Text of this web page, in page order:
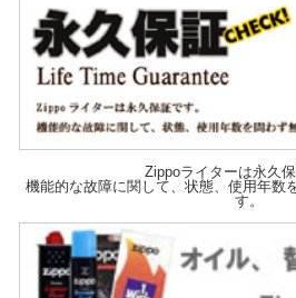
Zippoライターは永久保
機能的な故障に関して、状態、使用年数
す。